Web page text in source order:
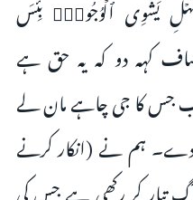
یَشۡوِی ٱلۡوُجُوهَۚ بِئۡسَ
کہہ دو کہ یہ حق ہے
کا جی چاہے مان لے
دے۔ ہم نے (انکار کرنے
تیار کر رکھی ہے جس کی